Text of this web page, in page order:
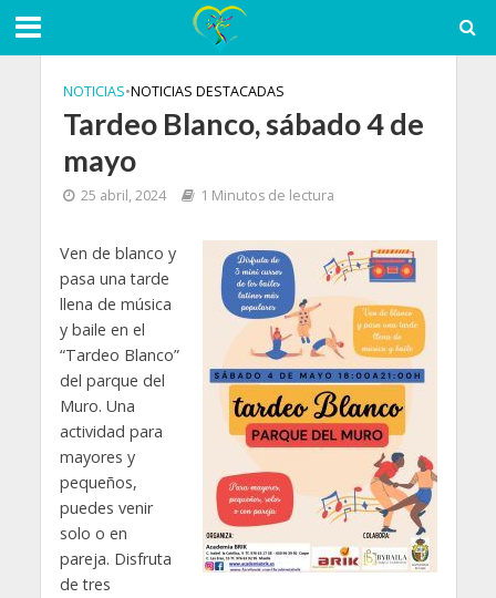
NOTICIAS•NOTICIAS DESTACADAS
Tardeo Blanco, sábado 4 de
mayo
25 abril, 2024 1 Minutos de lectura
Ven de blanco y
pasa una tarde
llena de música
y baile en el
“Tardeo Blanco”
del parque del
Muro. Una
actividad para
mayores y
pequeños,
puedes venir
solo o en
pareja. Disfruta
de tres